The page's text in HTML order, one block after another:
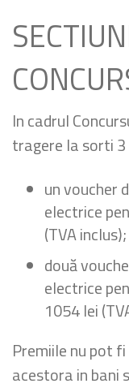
In cadrul
tragere la sorti
un voucher
electrice
(TVA inclus);
două
electrice
1054 lei
Premiile nu pot
acestora in bani